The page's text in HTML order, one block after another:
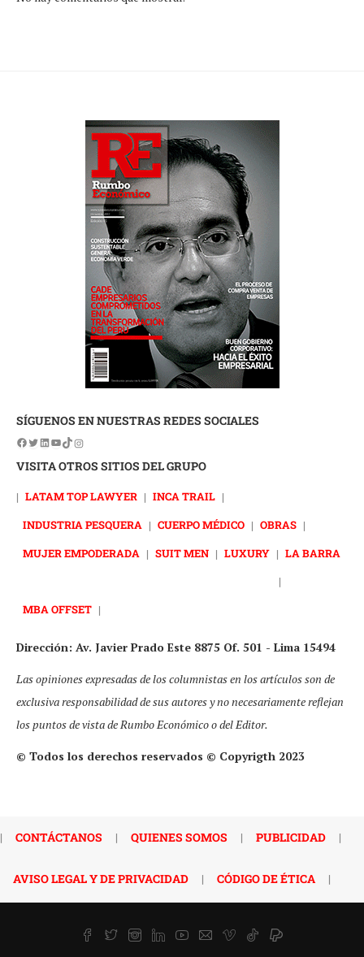
SÍGUENOS EN NUESTRAS REDES SOCIALES
VISITA OTROS SITIOS DEL GRUPO
| LATAM TOP LAWYER | INCA TRAIL |
INDUSTRIA PESQUERA | CUERPO MÉDICO | OBRAS |
MUJER EMPODERADA | SUIT MEN | LUXURY | LA BARRA
|
MBA OFFSET |
Dirección: Av. Javier Prado Este 8875 Of. 501 - Lima 15494
Las opiniones expresadas de los columnistas en los artículos son de
exclusiva responsabilidad de sus autores y no necesariamente reflejan
los puntos de vista de Rumbo Económico o del Editor.
© Todos los derechos reservados © Copyrigth 2023
| CONTÁCTANOS | QUIENES SOMOS | PUBLICIDAD |
AVISO LEGAL Y DE PRIVACIDAD | CÓDIGO DE ÉTICA |